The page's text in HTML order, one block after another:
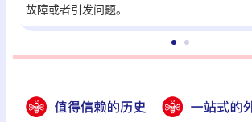
故障或者引发问题。